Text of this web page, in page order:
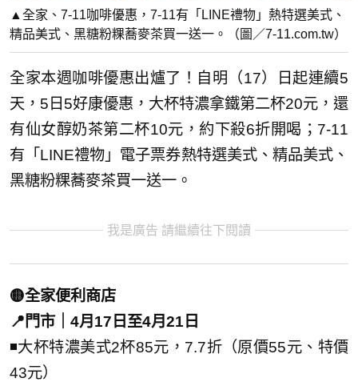
▲全家、7-11咖啡優惠，7-11有「LINE禮物」熱特選美式、
精品美式、黑糖粉粿蕎麥茶買一送一。（圖／7-11.com.tw）
全家本週咖啡優惠出爐了！自明（17）日起連續5
天，5日5好康優惠，大杯特濃拿鐵第二杯20元，還
有仙女醇奶茶第二杯10元，約下殺6折開喝；7-11
有「LINE禮物」電子票券熱特選美式、精品美式、
黑糖粉粿蕎麥茶買一送一。
我是廣告 請繼續往下閱讀
🟡全家便利商店
📍門市｜4月17日至4月21日
◾大杯特濃美式2杯85元，7.7折（原價55元、特價
43元）